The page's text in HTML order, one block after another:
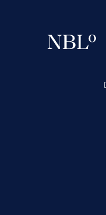
New Balkans